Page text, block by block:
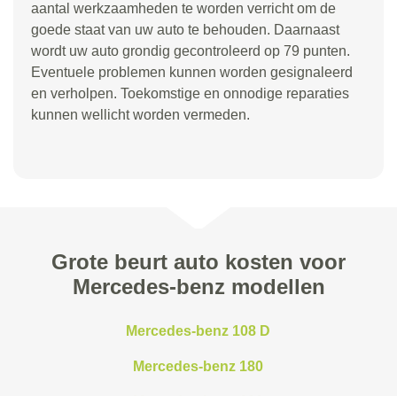
aantal werkzaamheden te worden verricht om de
goede staat van uw auto te behouden. Daarnaast
wordt uw auto grondig gecontroleerd op 79 punten.
Eventuele problemen kunnen worden gesignaleerd
en verholpen. Toekomstige en onnodige reparaties
kunnen wellicht worden vermeden.
Grote beurt auto kosten voor
Mercedes-benz modellen
Mercedes-benz 108 D
Mercedes-benz 180